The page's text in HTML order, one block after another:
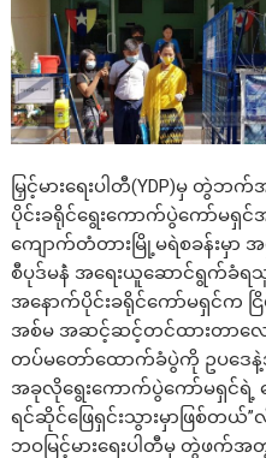
မြှင့်မားရေးပါတီ(YDP)မှ တွဲ
ပိုင်းခရိုင်ရွေးကောက်ပွဲကော်မရှင်
ကျောက်တံတားမြို့မရဲစခန်းမှ
စီပုဒ်မနဲံ အရေးယူဆောင်ရွက်ခံရ
အနောက်ပိုင်းခရိုင်ကော်မရှင်က င
အစ်မ အဆင့်ဆင့်တင်ထားတာလေ
တပ်မတော်ထောက်ခံပွဲကို ဥပဒ
အခုလိုရွေးကောက်ပွဲကော်မရှင်ရဲ့
ရင်ဆိုင်ဖြေရှင်းသွားမှာဖြစ်တယ်
ဘဝမြင့်မားရေးပါတီမှ တွဲဖက်အတွ